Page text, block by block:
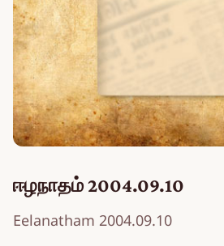
ஈழநாதம் 2004.09.10
Eelanatham 2004.09.10